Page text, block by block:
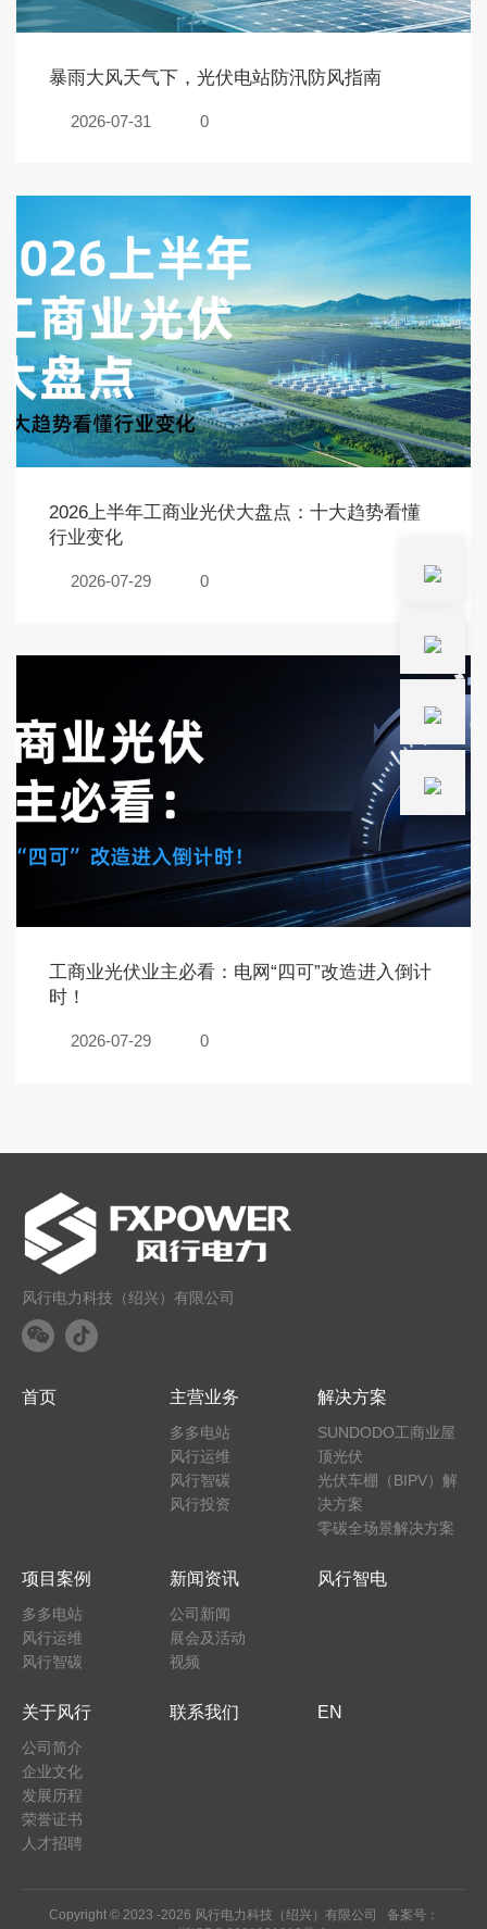
暴雨大风天气下，光伏电站防汛防风指南
2026-07-31 0
2026上半年工商业光伏大盘点：十大趋势看懂
行业变化
2026-07-29 0
工商业光伏业主必看：电网“四可”改造进入倒计
时！
2026-07-29 0
风行电力科技（绍兴）有限公司
首页 主营业务
多多电站
风行运维
风行智碳
风行投资
解决方案
SUNDODO工商业屋
顶光伏
光伏车棚（BIPV）解
决方案
零碳全场景解决方案
项目案例
多多电站
风行运维
风行智碳
新闻资讯
公司新闻
展会及活动
视频
风行智电
关于风行
公司简介
企业文化
发展历程
荣誉证书
人才招聘
联系我们 EN
Copyright © 2023 -2026 风行电力科技（绍兴）有限公司 备案号：